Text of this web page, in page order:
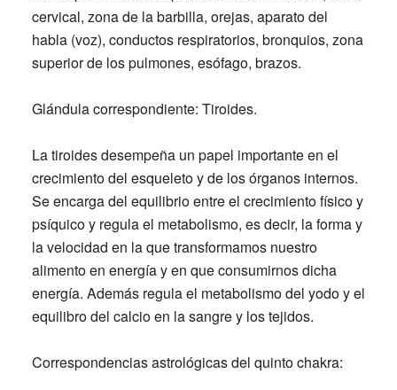
cervical, zona de la barbilla, orejas, aparato del
habla (voz), conductos respiratorios, bronquios, zona
superior de los pulmones, esófago, brazos.
Glándula correspondiente: Tiroides.
La tiroides desempeña un papel importante en el
crecimiento del esqueleto y de los órganos internos.
Se encarga del equilibrio entre el crecimiento físico y
psíquico y regula el metabolismo, es decir, la forma y
la velocidad en la que transformamos nuestro
alimento en energía y en que consumirnos dicha
energía. Además regula el metabolismo del yodo y el
equilibro del calcio en la sangre y los tejidos.
Correspondencias astrológicas del quinto chakra: